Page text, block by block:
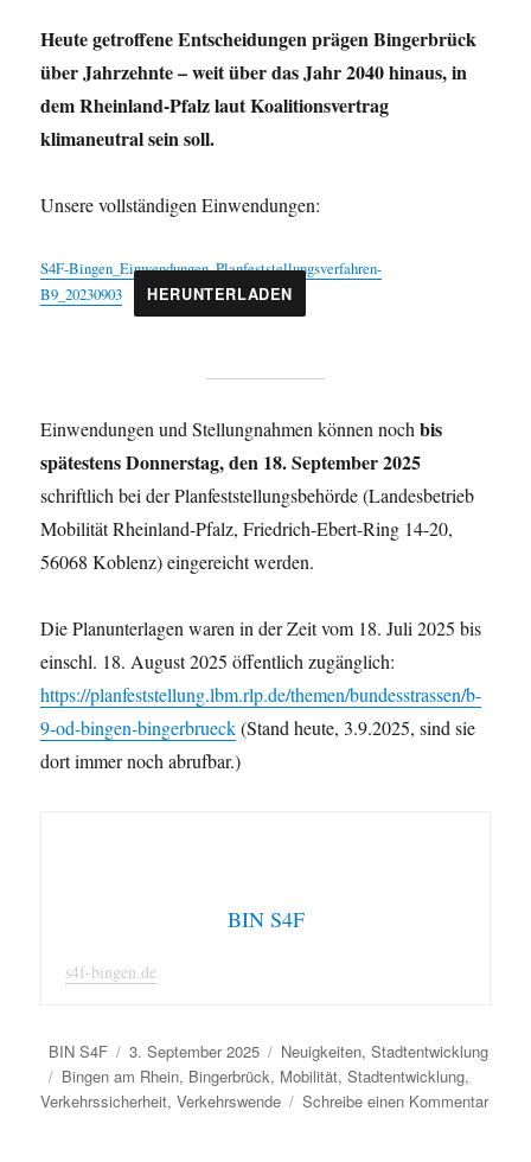
Heute getroffene Entscheidungen prägen Bingerbrück
über Jahrzehnte – weit über das Jahr 2040 hinaus, in
dem Rheinland-Pfalz laut Koalitionsvertrag
klimaneutral sein soll.
Unsere vollständigen Einwendungen:
S4F-Bingen_Einwendungen_Planfeststellungsverfahren-
B9_20230903
HERUNTERLADEN
Einwendungen und Stellungnahmen können nochbis
spätestens Donnerstag, den 18. September 2025
schriftlich bei der Planfeststellungsbehörde (Landesbetrieb
Mobilität Rheinland-Pfalz, Friedrich-Ebert-Ring 14-20,
56068 Koblenz) eingereicht werden.
Die Planunterlagen waren in der Zeit vom 18. Juli 2025 bis
einschl. 18. August 2025 öffentlich zugänglich:
https://planfeststellung.lbm.rlp.de/themen/bundesstrassen/b-
9-od-bingen-bingerbrueck(Stand heute, 3.9.2025, sind sie
dort immer noch abrufbar.)
BIN S4F
s4f-bingen.de
Autor
BIN S4F
Veröffentlicht
am
3. September 2025 Kategorien
Neuigkeiten,Stadtentwicklung
Schlagwörter
Bingen am Rhein, Bingerbrück, Mobilität,Stadtentwicklung,
Verkehrssicherheit,Verkehrswende Schreibe einen Kommentarzu